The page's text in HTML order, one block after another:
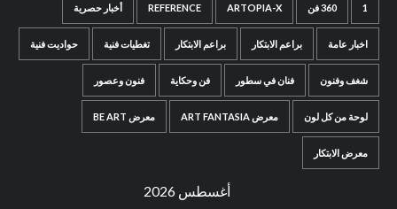
1 360 فن ARTOPIA-X
REFERENCE أخبار حصرية
اخبار عامة براعم الابتكار براعم الابتكار تغطيات فنية حواديت فنية
شغف وفنون فنان في سطور فن وحكاية فنون وعصور
لوحة من كل لون معرض ART FANTASIA معرض BE ART
معرض الابتكار
أغسطس 2026